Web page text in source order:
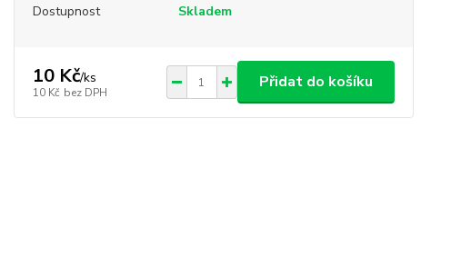
Dostupnost Skladem
10 Kč/ks
10 Kč bez DPH
Přidat do košíku